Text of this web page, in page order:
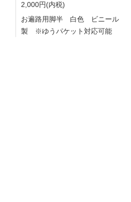
2,000円(内税)
お遍路用脚半 白色 ビニール
製 ※ゆうパケット対応可能